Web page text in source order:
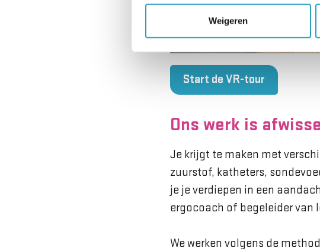
Weigeren
Start de VR-tour
Ons werk is
Je krijgt te maken met
zuurstof, katheters,
je je verdiepen in een
ergocoach of begeleider van
We werken volgens de